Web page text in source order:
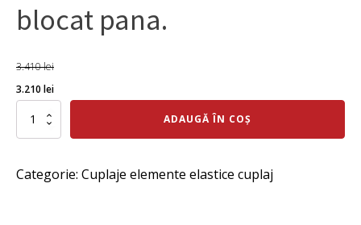
blocat pana.
3.410lei
Prețul
inițial
a
3.410 lei.
3.210 leiPrețul
este:
Cantitate
Semicuplaj
200
ADAUGĂ ÎN COȘ
Categorie: Cuplaje elemente elastice cuplaj